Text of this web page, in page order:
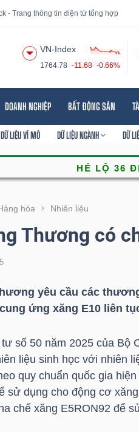
- Trang thông tin điện tử tổng hợp
VN-Index
1764.78 -11.68 -0.66%
DOANH NGHIỆP BẤT ĐỘNG SẢN
DỮ LIỆU VĨ MÔ DỮ LIỆU NGÀNH DỮ
hóa Nhiên liệu
Thương có
yêu cầu các
ứng xăng E10 liên
số 50 năm 2025 của Bộ
liệu sinh học với nhiên
quy chuẩn quốc gia
sử dụng cho động cơ
chế xăng E5RON92 để